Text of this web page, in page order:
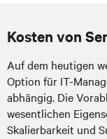
Kosten von
Auf dem heutigen
Option für IT-
abhängig. Die
wesentlichen
Skalierbarkeit und